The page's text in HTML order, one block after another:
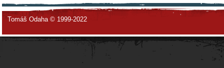
Tomáš Odaha © 1999-2022